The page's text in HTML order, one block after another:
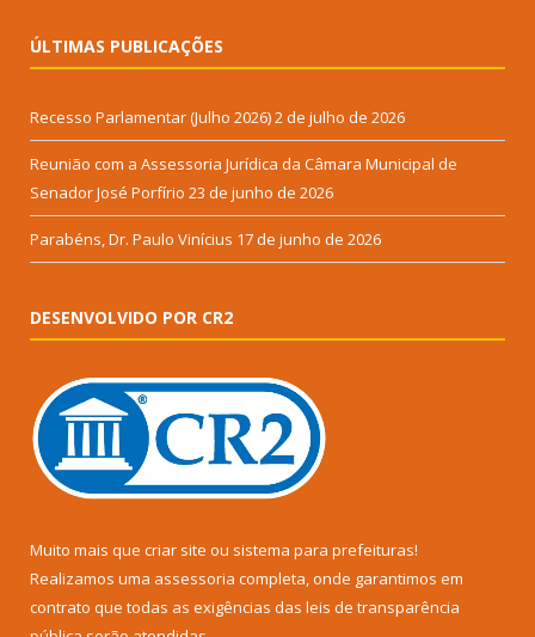
ÚLTIMAS PUBLICAÇÕES
Recesso Parlamentar (Julho 2026)2 de julho de 2026
Reunião com a Assessoria Jurídica da Câmara Municipal de
Senador José Porfírio 23 de junho de 2026
Parabéns, Dr. Paulo Vinícius 17 de junho de 2026
DESENVOLVIDO POR CR2
Muito mais que criar site ou sistema para prefeituras!
Realizamos uma assessoria completa, onde garantimos em
contrato que todas as exigências das leis de transparência